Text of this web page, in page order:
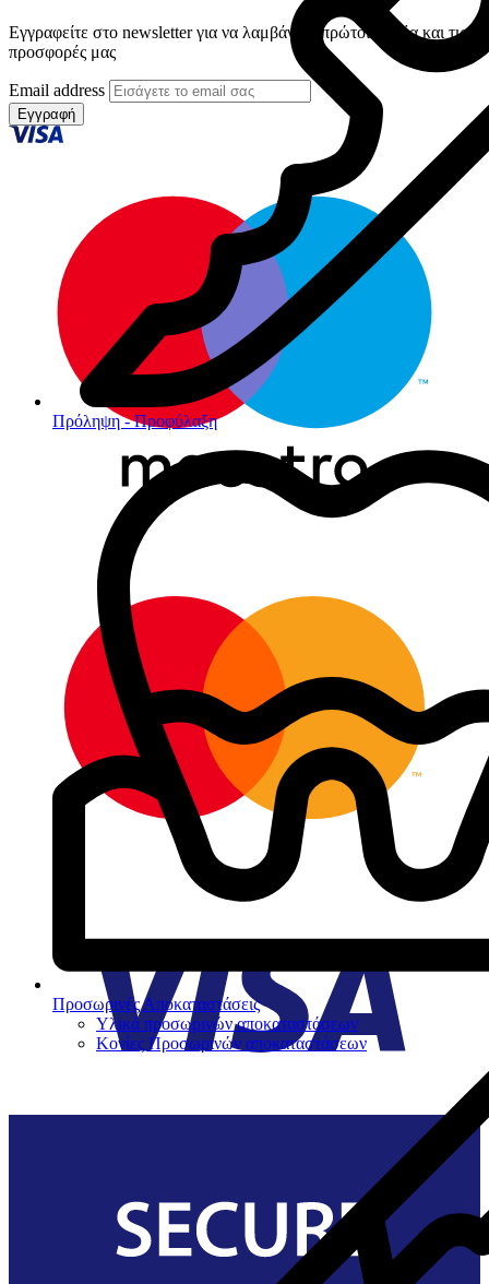
Πρόληψη - Προφύλαξη
Προσωρινές Αποκαταστάσεις
Υλικά προσωρινών αποκαταστάσεων
Κονίες Προσωρινών αποκαταστάσεων
Εγγραφείτε στο newsletter για να λαμβάνετε πρώτοι τα νέα και τις
προσφορές μας
Email address
Εγγραφή